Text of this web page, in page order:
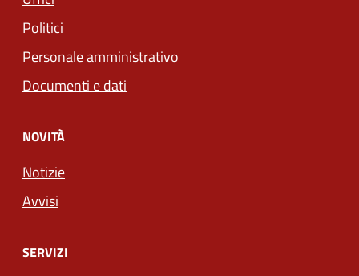
Politici
Personale amministrativo
Documenti e dati
NOVITÀ
Notizie
Avvisi
SERVIZI